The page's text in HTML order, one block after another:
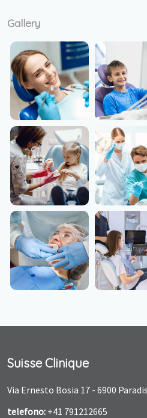
Gallery
Suisse Clinique
Via Ernesto Bosia 17 - 6900
telefono: +41 791212665